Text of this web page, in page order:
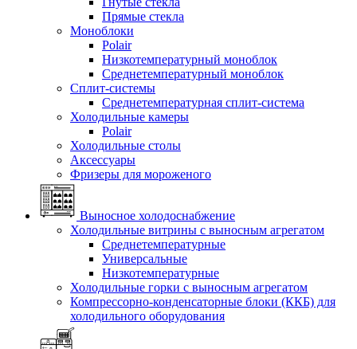
Прямые стекла
Моноблоки
Polair
Низкотемпературный моноблок
Среднетемпературный моноблок
Сплит-системы
Среднетемпературная сплит-система
Холодильные камеры
Polair
Холодильные столы
Аксессуары
Фризеры для мороженого
Выносное холодоснабжение
Холодильные витрины с выносным агрегатом
Среднетемпературные
Универсальные
Низкотемпературные
Холодильные горки с выносным агрегатом
Компрессорно-конденсаторные блоки (ККБ) для
холодильного оборудования